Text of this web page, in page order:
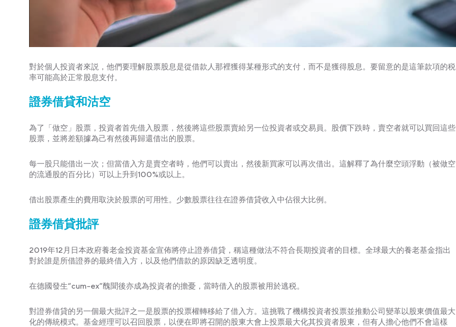
對於個人投資者來説，他們要理解股票股息是從借款人那裡獲得某種形式的支付，而不是獲得股息。要留意的是這筆款項的税
率可能高於正常股息支付。
證券借貸和沽空
為了「做空」股票，投資者首先借入股票，然後將這些股票賣給另一位投資者或交易員。股價下跌時，賣空者就可以買回這些
股票，並將差額據為己有然後再歸還借出的股票。
每一股只能借出一次；但當借入方是賣空者時，他們可以賣出，然後新買家可以再次借出。這解釋了為什麼空頭浮動（被做空
的流通股的百分比）可以上升到100%或以上。
借出股票產生的費用取決於股票的可用性。少數股票往往在證券借貸收入中佔很大比例。
證券借貸批評
2019年12月日本政府養老金投資基金宣佈將停止證券借貸，稱這種做法不符合長期投資者的目標。全球最大的養老基金指出
對於誰是所借證券的最終借入方，以及他們借款的原因缺乏透明度。
在德國發生“cum-ex”醜聞後亦成為投資者的擔憂，當時借入的股票被用於逃税。
對證券借貸的另一個最大批評之一是股票的投票權轉移給了借入方。這挑戰了機構投資者投票並推動公司變革以股東價值最大
化的傳統模式。基金經理可以召回股票，以便在即將召開的股東大會上投票最大化其投資者股東，但有人擔心他們不會這樣